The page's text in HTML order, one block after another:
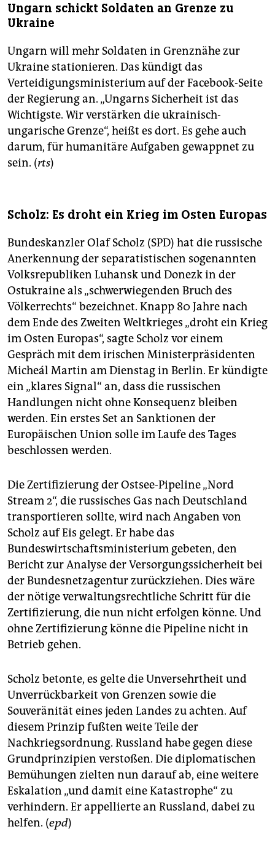
Ungarn schickt Soldaten an Grenze zu
Ukraine
Ungarn will mehr Soldaten in Grenznähe zur
Ukraine stationieren. Das kündigt das
Verteidigungsministerium auf der Facebook-Seite
der Regierung an. „Ungarns Sicherheit ist das
Wichtigste. Wir verstärken die ukrainisch-
ungarische Grenze“, heißt es dort. Es gehe auch
darum, für humanitäre Aufgaben gewappnet zu
sein. (rts)
Scholz: Es droht ein Krieg im Osten Europas
Bundeskanzler Olaf Scholz (SPD) hat die russische
Anerkennung der separatistischen sogenannten
Volksrepubliken Luhansk und Donezk in der
Ostukraine als „schwerwiegenden Bruch des
Völkerrechts“ bezeichnet. Knapp 80 Jahre nach
dem Ende des Zweiten Weltkrieges „droht ein Krieg
im Osten Europas“, sagte Scholz vor einem
Gespräch mit dem irischen Ministerpräsidenten
Micheál Martin am Dienstag in Berlin. Er kündigte
ein „klares Signal“ an, dass die russischen
Handlungen nicht ohne Konsequenz bleiben
werden. Ein erstes Set an Sanktionen der
Europäischen Union solle im Laufe des Tages
beschlossen werden.
Die Zertifizierung der Ostsee-Pipeline „Nord
Stream 2“, die russisches Gas nach Deutschland
transportieren sollte, wird nach Angaben von
Scholz auf Eis gelegt. Er habe das
Bundeswirtschaftsministerium gebeten, den
Bericht zur Analyse der Versorgungssicherheit bei
der Bundesnetzagentur zurückziehen. Dies wäre
der nötige verwaltungsrechtliche Schritt für die
Zertifizierung, die nun nicht erfolgen könne. Und
ohne Zertifizierung könne die Pipeline nicht in
Betrieb gehen.
Scholz betonte, es gelte die Unversehrtheit und
Unverrückbarkeit von Grenzen sowie die
Souveränität eines jeden Landes zu achten. Auf
diesem Prinzip fußten weite Teile der
Nachkriegsordnung. Russland habe gegen diese
Grundprinzipien verstoßen. Die diplomatischen
Bemühungen zielten nun darauf ab, eine weitere
Eskalation „und damit eine Katastrophe“ zu
verhindern. Er appellierte an Russland, dabei zu
helfen. (epd)